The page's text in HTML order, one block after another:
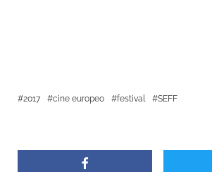
2017 cine europeo festival SEFF